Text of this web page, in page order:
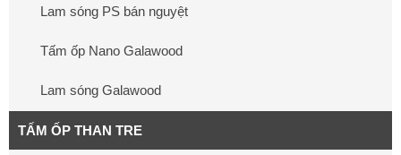
Lam sóng PS bán nguyệt
Tấm ốp Nano Galawood
Lam sóng Galawood
TẤM ỐP THAN TRE